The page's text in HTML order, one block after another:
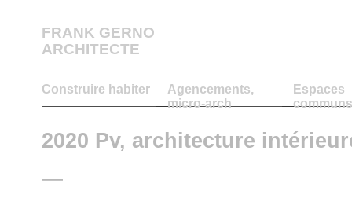
FRANK GERNO
ARCHITECTE
Construire habiter
Agencements,
micro-arch
Espaces
2020 Pv, architecture
—